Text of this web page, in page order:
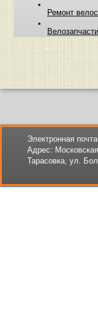
Ремонт
Велозапчасти
Электронная
Адрес:
Тарасовка, ул.